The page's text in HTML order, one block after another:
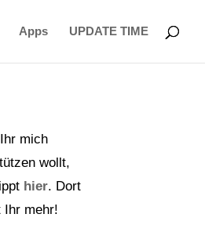
Apps UPDATE TIME
mich
wollt,
hier. Dort
Ihr mehr!